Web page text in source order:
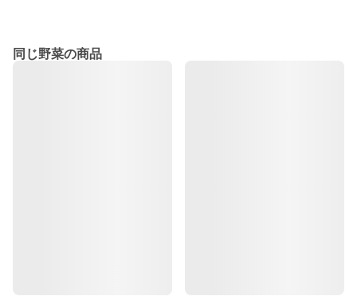
同じ野菜の商品